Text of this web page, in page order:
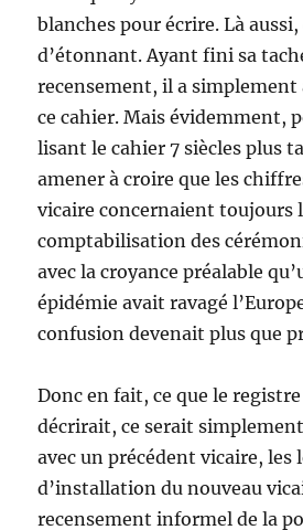
blanches pour écrire. Là aussi,
d’étonnant. Ayant fini sa
recensement, il a
ce cahier. Mais évidemment,
lisant le cahier 7 siècles plus
amener à croire que les
vicaire concernaient toujours
comptabilisation des
avec la croyance préalable
épidémie avait ravagé
confusion devenait plus que
Donc en fait, ce que le
décrirait, ce serait
avec un précédent vicaire, les
d’installation du nouveau
recensement informel de la